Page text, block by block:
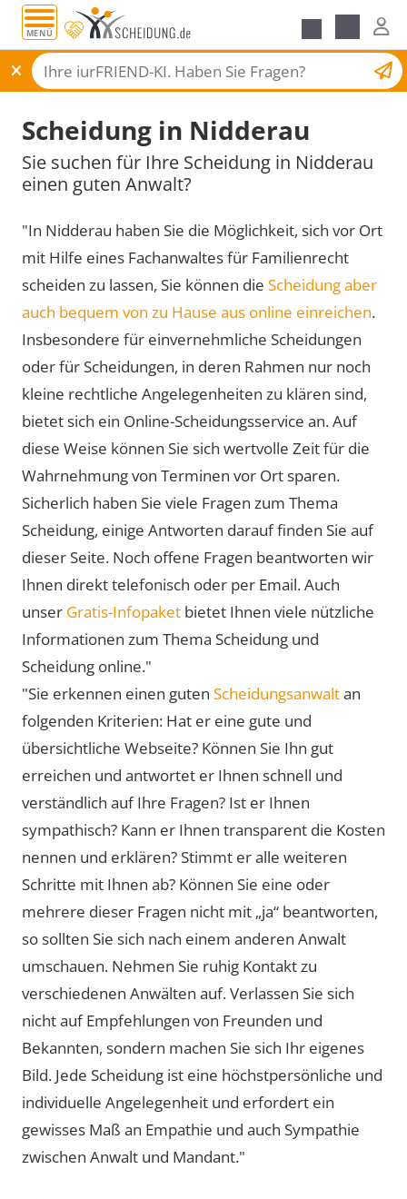
MENÜ
Scheidungsantrag
Scheidung in Nidderau
Sie suchen für Ihre Scheidung in Nidderau
einen guten Anwalt?
"In Nidderau haben Sie die Möglichkeit, sich vor Ort
mit Hilfe eines Fachanwaltes für Familienrecht
scheiden zu lassen, Sie können die Scheidung aber
auch bequem von zu Hause aus online einreichen.
Insbesondere für einvernehmliche Scheidungen
oder für Scheidungen, in deren Rahmen nur noch
kleine rechtliche Angelegenheiten zu klären sind,
bietet sich ein Online-Scheidungsservice an. Auf
diese Weise können Sie sich wertvolle Zeit für die
Wahrnehmung von Terminen vor Ort sparen.
Sicherlich haben Sie viele Fragen zum Thema
Scheidung, einige Antworten darauf finden Sie auf
dieser Seite. Noch offene Fragen beantworten wir
Ihnen direkt telefonisch oder per Email. Auch
unser Gratis-Infopaket bietet Ihnen viele nützliche
Informationen zum Thema Scheidung und
Scheidung online."
"Sie erkennen einen guten Scheidungsanwaltan
folgenden Kriterien: Hat er eine gute und
übersichtliche Webseite? Können Sie Ihn gut
erreichen und antwortet er Ihnen schnell und
verständlich auf Ihre Fragen? Ist er Ihnen
sympathisch? Kann er Ihnen transparent die Kosten
nennen und erklären? Stimmt er alle weiteren
Schritte mit Ihnen ab? Können Sie eine oder
mehrere dieser Fragen nicht mit „ja“ beantworten,
so sollten Sie sich nach einem anderen Anwalt
umschauen. Nehmen Sie ruhig Kontakt zu
verschiedenen Anwälten auf. Verlassen Sie sich
nicht auf Empfehlungen von Freunden und
Bekannten, sondern machen Sie sich Ihr eigenes
Bild. Jede Scheidung ist eine höchstpersönliche und
individuelle Angelegenheit und erfordert ein
gewisses Maß an Empathie und auch Sympathie
zwischen Anwalt und Mandant."